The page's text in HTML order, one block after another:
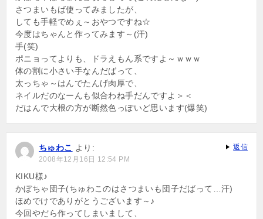
さつまいもば使ってみましたが、
しても手軽でめぇ～おやつですね☆
今度はちゃんと作ってみます～(汗)
手(笑)
ポニョってよりも、ドラえもん系ですよ～ｗｗｗ
体の割に小さい手なんだばって、
太っちゃ～はんでたんげ肉厚で、
ネイルだのなーんも似合わね手だんですよ＞＜
だはんで大根の方が断然色っぽいど思います(爆笑)
ちゅわこ より:
2008年12月16日 12:54 PM
KIKU様♪
かぼちゃ団子(ちゅわこのはさつまいも団子だばって…汗)
ほめでけでありがとうございます～♪
今回やだら作ってしまいまして、
返信